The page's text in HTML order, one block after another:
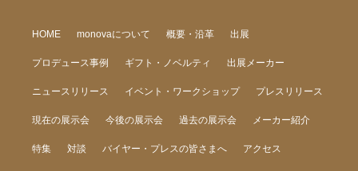
HOME monovaについて 概要・沿革 出展
プロデュース事例 ギフト・ノベルティ 出展メーカー
ニュースリリース イベント・ワークショップ プレスリリース
現在の展示会 今後の展示会 過去の展示会 メーカー紹介
特集 対談 バイヤー・プレスの皆さまへ アクセス